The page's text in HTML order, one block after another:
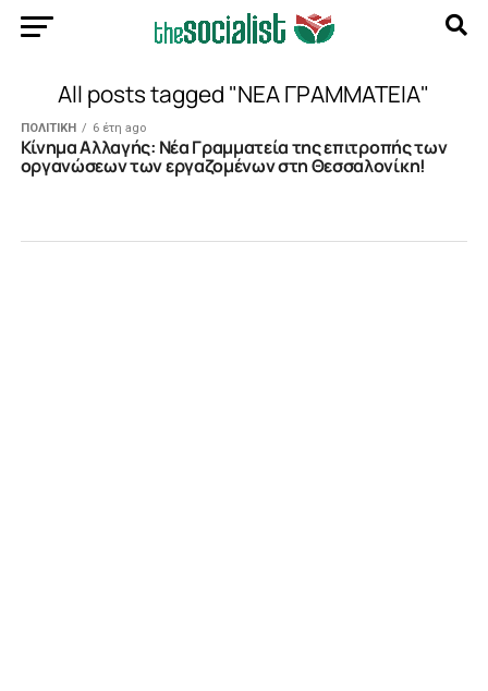
All posts tagged "ΝΕΑ ΓΡΑΜΜΑΤΕΙΑ"
ΠΟΛΙΤΙΚΗ 6 έτη ago
Kίνημα Αλλαγής: Νέα Γραμματεία της επιτροπής των
οργανώσεων των εργαζομένων στη Θεσσαλονίκη!